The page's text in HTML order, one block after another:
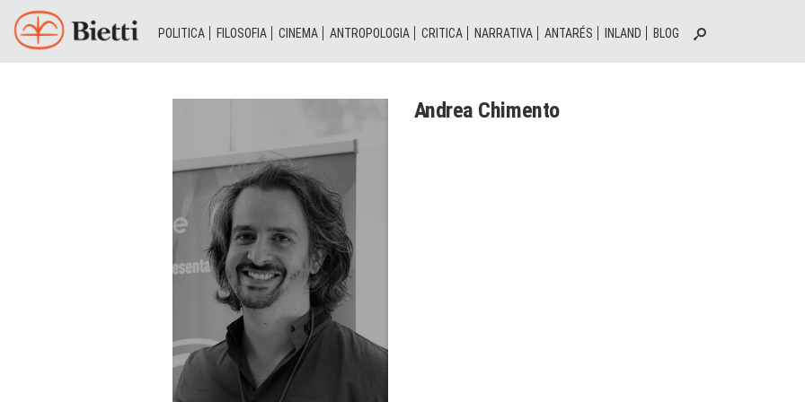
POLITICA FILOSOFIA CINEMA ANTROPOLOGIA CRITICA NARRATIVA ANTARÉS INLAND BLOG
Andrea Chimento